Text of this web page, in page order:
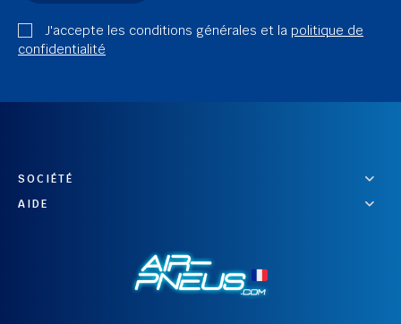
J'accepte les conditions générales et la politique de
confidentialité
SOCIÉTÉ
AIDE